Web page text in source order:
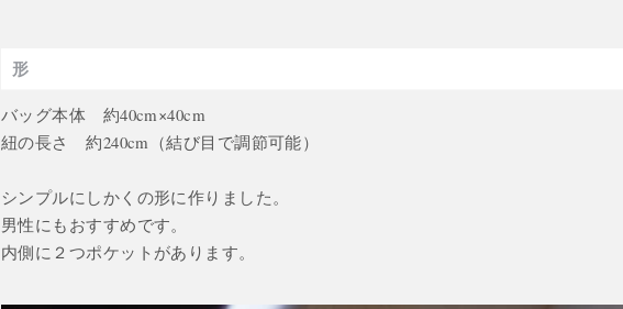
形
バッグ本体 約40cm×40cm
紐の長さ 約240cm（結び目で調節可能）
シンプルにしかくの形に作りました。
男性にもおすすめです。
内側に２つポケットがあります。